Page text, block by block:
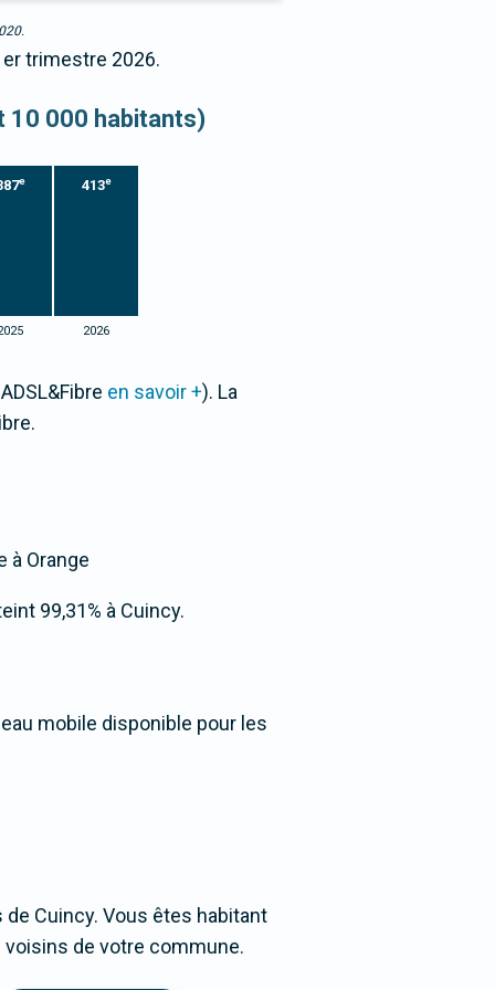
trimestre 2026.
10 000 habitants)
e 413e
2026
en savoir +). La
à Orange
99,31% à Cuincy.
mobile disponible pour les
Cuincy. Vous êtes habitant
de votre commune.